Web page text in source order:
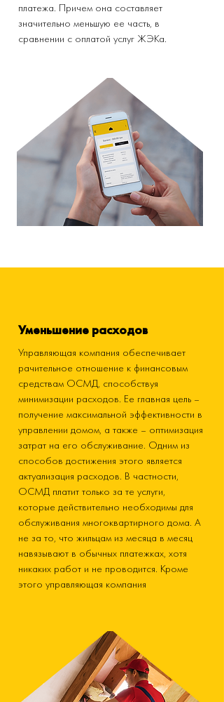
платежа. Причем она составляет
значительно меньшую ее часть, в
сравнении с оплатой услуг ЖЭКа.
Уменьшение расходов
Управляющая компания обеспечивает
рачительное отношение к финансовым
средствам ОСМД, способствуя
минимизации расходов. Ее главная цель –
получение максимальной эффективности в
управлении домом, а также – оптимизация
затрат на его обслуживание. Одним из
способов достижения этого является
актуализация расходов. В частности,
ОСМД платит только за те услуги,
которые действительно необходимы для
обслуживания многоквартирного дома. А
не за то, что жильцам из месяца в месяц
навязывают в обычных платежках, хотя
никаких работ и не проводится. Кроме
этого управляющая компания
чего пошла каждая копейка.